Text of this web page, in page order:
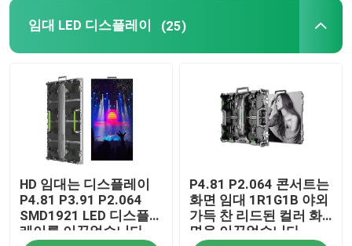
임대 LED 디스플레이 (25)
HD 임대는 디스플레이
P4.81 P3.91 P2.064
SMD1921 LED 디스플
레이를 이끌었습니다
P4.81 P2.064 콘서트는
화면 임대 1R1G1B 야외
가득 찬 리드된 컬러 화
면을 이끌었습니다